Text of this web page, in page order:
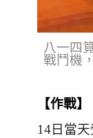
八一四
戰鬥機
【作戰】
14日當